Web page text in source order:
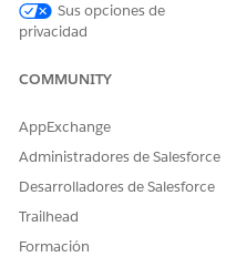
en su organización de
¡Háganos saber
Sus opciones de
privacidad
COMMUNITY
AppExchange
Administradores de Salesforce
Desarrolladores de Salesforce
Trailhead
Formación